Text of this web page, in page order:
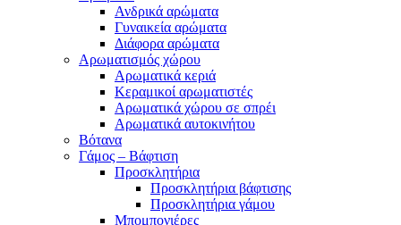
Ανδρικά αρώματα
Γυναικεία αρώματα
Διάφορα αρώματα
Αρωματισμός χώρου
Αρωματικά κεριά
Kεραμικοί αρωματιστές
Αρωματικά χώρου σε σπρέι
Aρωματικά αυτοκινήτου
Βότανα
Γάμος – Βάφτιση
Προσκλητήρια
Προσκλητήρια βάφτισης
Προσκλητήρια γάμου
Μπομπονιέρες